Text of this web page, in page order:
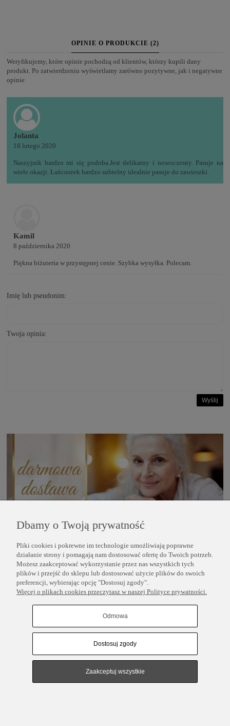
OPINIE O PRODUKCIE (2)
Weryfikujemy, które opinie pochodzą od klientów, którzy kupili dany
produkt. Po zatwierdzeniu wyświetlamy zarówno pozytywne, jak i negatywne
opinie
Jolanta
18 lutego 2020
Naszyjnik bardzo mi się podoba.Jest delikatny i nowoczesny. Pasuje na
wiele okazji. Łańcuszek bardzo subtelny idealnie pasuje do zawieszki.
Kamil
8 października 2020
Piękna biżuteria w przystępnej cenie. Szybka wysyłka. Polecam.
Imię lub pseudonim:
Twoja opinia:
Wyślij
POMOC
INFORMACJE
Pokaż pełną wersję strony
Sklep internetowy Shoper.pl
Dbamy o Twoją prywatność
Pliki cookies i pokrewne im technologie umożliwiają poprawne
działanie strony i pomagają nam dostosować ofertę do Twoich potrzeb.
Możesz zaakceptować wykorzystanie przez nas wszystkich tych
plików i przejść do sklepu lub dostosować użycie plików do swoich
preferencji, wybierając opcję "Dostosuj zgody".
Więcej o plikach cookies przeczytasz w naszej Polityce prywatności.
Odmowa
Dostosuj zgody
Zaakceptuj wszystkie